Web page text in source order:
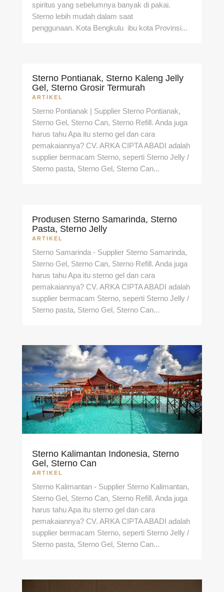
spiritus yang sebelumnya banyak di pakai.
Sterno lebih mudah dalam saat
penggunaan. Kota Bengkulu ibu kota Provinsi...
Sterno Pontianak, Sterno Kaleng Jelly
Gel, Sterno Grosir Termurah
ARTIKEL
Sterno Pontianak | Supplier Sterno Pontianak,
Sterno Gel, Sterno Can, Sterno Refill. Anda juga
harus tahu Apa itu sterno gel dan cara
pemakaiannya? CV. ARKA CIPTA ABADI adalah
supplier bermacam Sterno, seperti Sterno Jelly /
Sterno pasta, Sterno Gel, Sterno Can...
Produsen Sterno Samarinda, Sterno
Pasta, Sterno Jelly
ARTIKEL
Sterno Samarinda - Supplier Sterno Samarinda,
Sterno Gel, Sterno Can, Sterno Refill. Anda juga
harus tahu Apa itu sterno gel dan cara
pemakaiannya? CV. ARKA CIPTA ABADI adalah
supplier bermacam Sterno, seperti Sterno Jelly /
Sterno pasta, Sterno Gel, Sterno Can...
Sterno Kalimantan Indonesia, Sterno
Gel, Sterno Can
ARTIKEL
Sterno Kalimantan - Supplier Sterno Kalimantan,
Sterno Gel, Sterno Can, Sterno Refill. Anda juga
harus tahu Apa itu sterno gel dan cara
pemakaiannya? CV. ARKA CIPTA ABADI adalah
supplier bermacam Sterno, seperti Sterno Jelly /
Sterno pasta, Sterno Gel, Sterno Can...